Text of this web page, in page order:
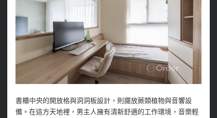
書櫃中央的開放格與洞洞板設計，則擺放蕨類植物與音響設
備。在這方天地裡，男主人擁有清新舒適的工作環境，音樂輕